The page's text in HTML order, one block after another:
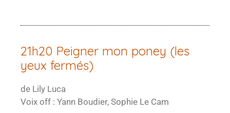
21h20 Peigner mon poney (les
yeux fermés)
de Lily Luca
Voix off : Yann Boudier, Sophie Le Cam